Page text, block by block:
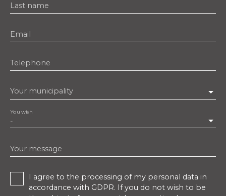
Last name
Email
Telephone
Your municipality
-
You wish
Your message
I agree to the processing of my personal data in
accordance with GDPR. If you do not wish to be